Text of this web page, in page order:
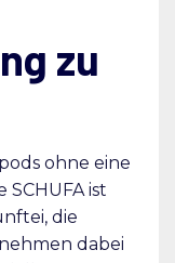
zu
ohne eine
ist
die
dabei